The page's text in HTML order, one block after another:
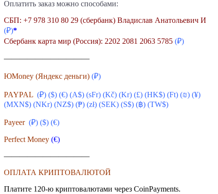
Оплатить заказ можно способами:
СБП: +7 978 310 80 29 (сбербанк) Владислав Анатольевич И
(₽)*
Сбербанк карта мир (Россия): 2202 2081 2063 5785 (₽)
———————————
ЮMoney (Яндекс деньги) (₽)
PAYPAL (₽) ($) (€) (A$) (sFr) (Kč) (Kr) (£) (HK$) (Ft) (₪) (¥)
(MXN$) (NKr) (NZ$) (₱) (zł) (SEK) (S$) (฿) (TW$)
Payeer (₽) ($) (€)
Perfect Money (€)
———————————
ОПЛАТА КРИПТОВАЛЮТОЙ
Платите 120-ю криптовалютами через CoinPayments.